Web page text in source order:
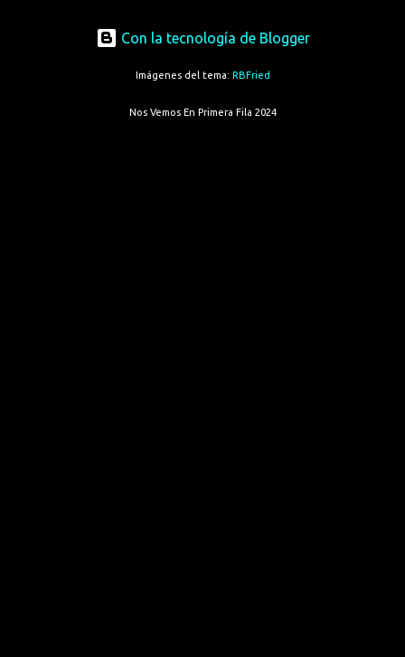
Con la tecnología de Blogger
Imágenes del tema: RBFried
Nos Vemos En Primera Fila 2024